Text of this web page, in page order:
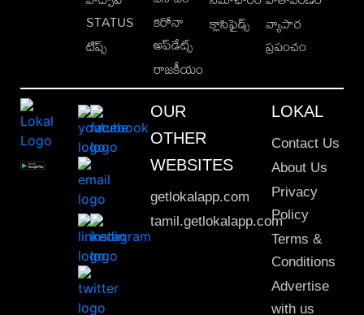
STATUS
టిప్స్
కరోనా
అప్‌డేట్స్
రాజకీయం
క్లాసిఫైడ్స్
వ్యాపార
ప్రపంచం
OUR
OTHER
WEBSITES
getlokalapp.com
tamil.getlokalapp.com
LOKAL
Contact Us
About Us
Privacy
Policy
Terms &
Conditions
Advertise
with us